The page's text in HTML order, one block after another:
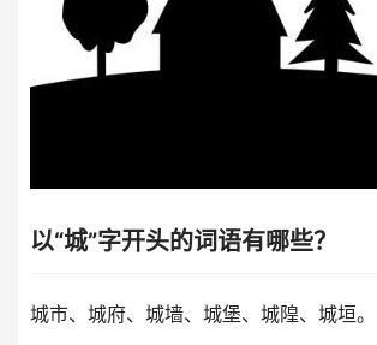
以“城”字开头的词语有哪些？
城市、城府、城墙、城堡、城隍、城垣。